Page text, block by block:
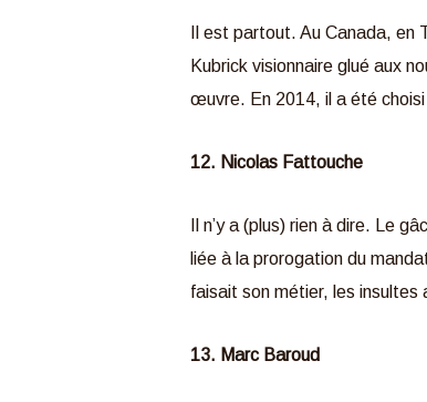
Il est partout. Au Canada,
Kubrick visionnaire glué aux
œuvre. En 2014, il a été choisi
12. Nicolas Fattouche
Il n’y a (plus) rien à dire. Le
liée à la prorogation du
faisait son métier, les insultes
13. Marc Baroud